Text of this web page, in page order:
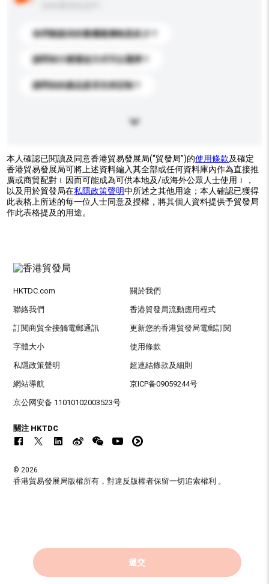
你們能提供的最優惠價格是多少？
請問有什麼運送方式可以選擇？
請問你的產品是否支持定制？
本人確認已閱讀及同意香港貿易發展局(“貿發局”)的使用條款及確定
香港貿易發展局可將上述資料編入其全部或任何資料庫內作為直接推
廣或商貿配對﹝因而可能成為可供本地及/或海外公眾人士使用﹞，
以及用於貿發局在私隱政策聲明中所述之其他用途；本人確認已獲得
此表格上所述的每一位人士同意及授權，將其個人資料提供予貿發局
作此表格提及的用途。
遞交
HKTDC.com 關於我們
聯絡我們 香港貿發局流動應用程式
訂閱商貿全接觸電郵通訊 更新您的香港貿發局電郵訂閱
字體大小 使用條款
私隱政策聲明 超連結條款及細則
網站導航 京ICP备09059244号
京公网安备 11010102003523号
關注 HKTDC
© 2026
香港貿易發展局版權所有，對違反版權者保留一切追索權利 。